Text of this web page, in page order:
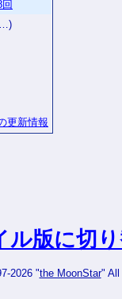
…)
更新情報
ル版に切
2026 "the MoonStar" All